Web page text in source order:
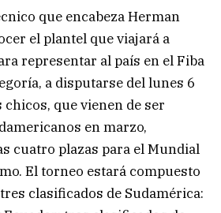
que encabeza Herman
el plantel que viajará a
representar al país en el Fiba
a disputarse del lunes 6
chicos, que vienen de ser
en marzo,
cuatro plazas para el Mundial
El torneo estará compuesto
clasificados de Sudamérica: